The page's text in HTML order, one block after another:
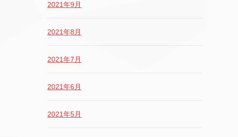
2021年9月
2021年8月
2021年7月
2021年6月
2021年5月